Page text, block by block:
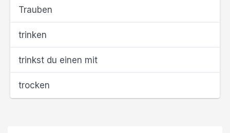
Trauben
trinken
trinkst du einen mit
trocken